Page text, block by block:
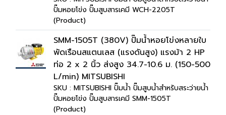
ปั๊มหอยโข่ง ปั๊มสูบสารเคมี WCH-2205T
(Product)
SMM-1505T (380V) ปั๊มน้ำหอยโข่งหลายใบ
พัดเรือนสแตนเลส (แรงดันสูง) แรงม้า 2 HP
ท่อ 2 x 2 นิ้ว ส่งสูง 34.7-10.6 ม. (150-500
L/min) MITSUBISHI
SKU : MITSUBISHI ปั๊มน้ำ ปั๊มสูบน้ำสำหรับสระว่ายน้ำ
ปั๊มหอยโข่ง ปั๊มสูบสารเคมี SMM-1505T
(Product)